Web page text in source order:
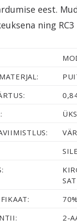
eest.
ning
2-